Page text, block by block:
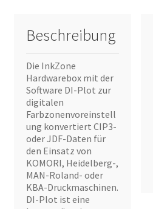
Beschreibung
Die InkZone
Hardwarebox mit der
Software DI-Plot zur
digitalen
Farbzonenvoreinstell
ung konvertiert CIP3-
oder JDF-Daten für
den Einsatz von
KOMORI, Heidelberg-,
MAN-Roland- oder
KBA-Druckmaschinen.
DI-Plot ist eine